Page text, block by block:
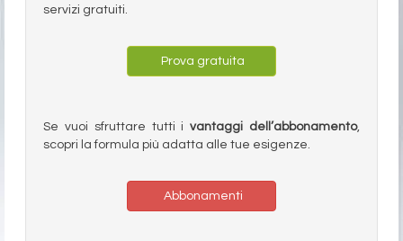
servizi gratuiti.
Prova gratuita
Se vuoi sfruttare tutti ivantaggi dell’abbonamento,
scopri la formula più adatta alle tue esigenze.
Abbonamenti